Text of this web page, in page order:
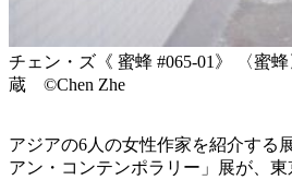
チェン・ズ《 蜜蜂 #065-01》 〈
蔵 ©Chen Zhe
アジアの6人の女性作家を紹介する
アン・コンテンポラリー」展が、